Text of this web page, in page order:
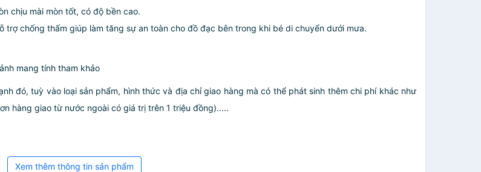
chịu mài mòn tốt, có độ bền cao.
chống thấm giúp làm tăng sự an toàn cho đồ đạc bên trong khi bé di chuyển dưới mưa.
mang tính tham khảo
đó, tuỳ vào loại sản phẩm, hình thức và địa chỉ giao hàng mà có thể phát sinh thêm chi phí khác như
hàng giao từ nước ngoài có giá trị trên 1 triệu đồng).....
Xem thêm thông tin sản phẩm